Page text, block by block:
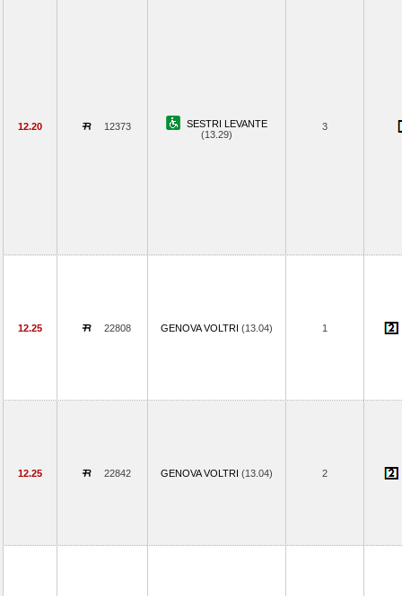
12.20 12373
SESTRI LEVANTE
(13.29)
3
12.25 22808 GENOVA VOLTRI (13.04) 1
12.25 22842 GENOVA VOLTRI (13.04) 2